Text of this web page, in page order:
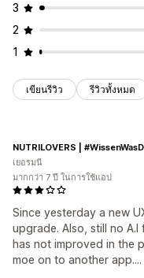
3
2
1
เขียนรีวิว รีวิวทั้งหมด
Since yesterday a new
upgrade. Also, still no
has not improved in the
moe on to another app....
NUTRILOVERS |
เยอรมนี
มากกว่า 7 ปี ในการใช้แอป